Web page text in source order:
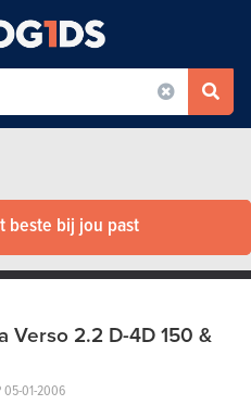
beste bij jou past
Verso 2.2 D-4D 150 &
05-01-2006